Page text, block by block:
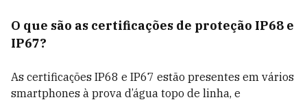
O que são as certificações de proteção IP68 e
IP67?
As certificações IP68 e IP67 estão presentes em vários
smartphones à prova d’água topo de linha, e